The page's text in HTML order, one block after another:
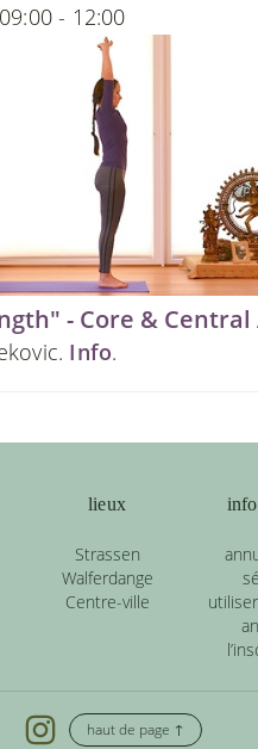
- 12:00
- Core & Central
Info.
lieux
Strassen
Walferdange
Centre-ville
haut de page ↑